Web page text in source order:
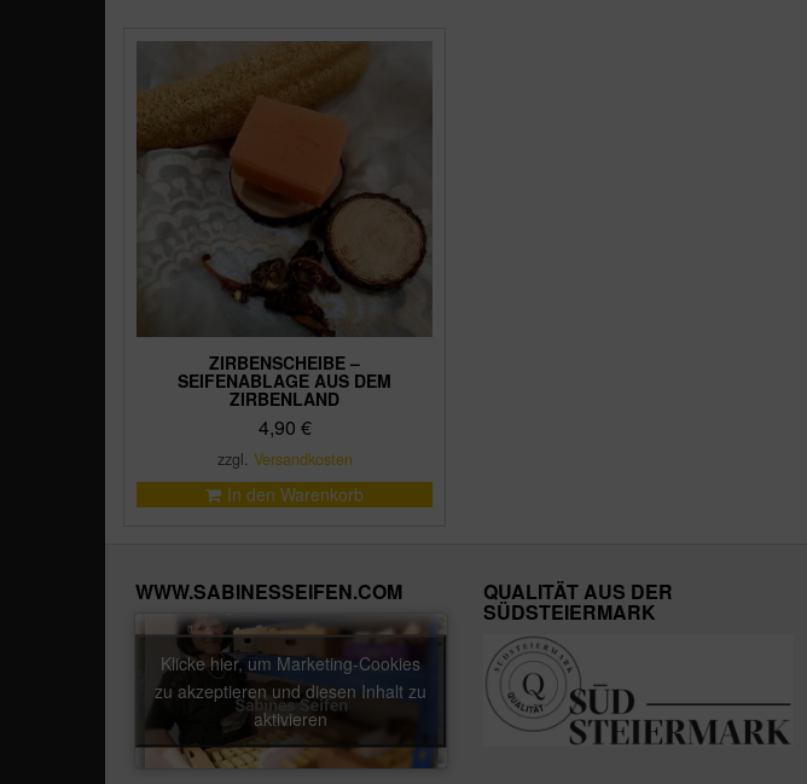
ZIRBENSCHEIBE –
SEIFENABLAGE AUS DEM
ZIRBENLAND
4,90 €
zzgl. Versandkosten
In den Warenkorb
WWW.SABINESSEIFEN.COM
Klicke hier, um Marketing-Cookies
zu akzeptieren und diesen Inhalt zu
aktivieren
QUALITÄT AUS DER
SÜDSTEIERMARK